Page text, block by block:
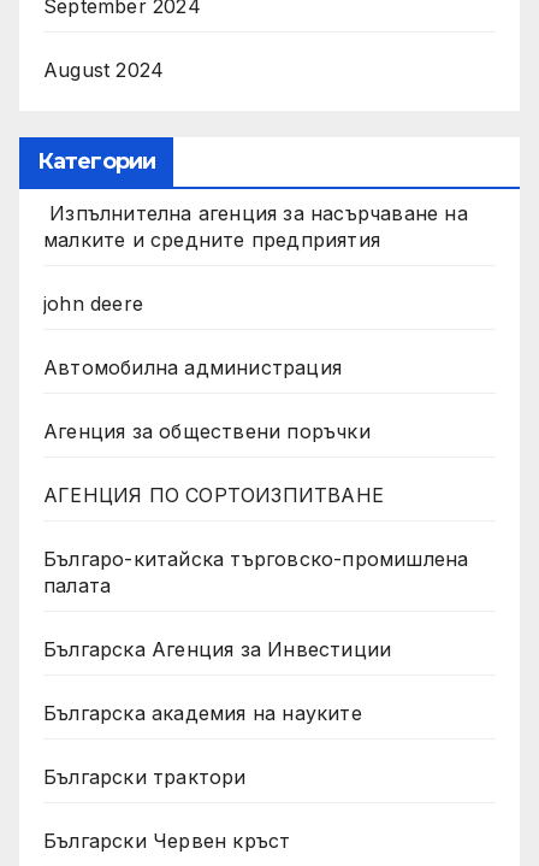
September 2024
August 2024
Категории
Изпълнителна агенция за насърчаване на
малките и средните предприятия
john deere
Автомобилна администрация
Агенция за обществени поръчки
АГЕНЦИЯ ПО СОРТОИЗПИТВАНЕ
Българо-китайска търговско-промишлена
палата
Българска Агенция за Инвестиции
Българска академия на науките
Български трактори
Български Червен кръст